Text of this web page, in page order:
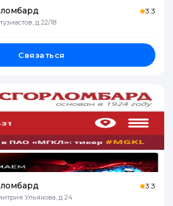
д 22/18
3.3
Связаться
Ульянова, д 24
3.3